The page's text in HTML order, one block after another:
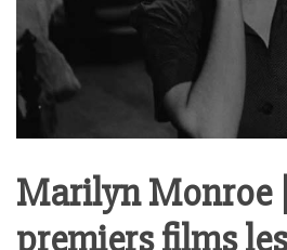
Marilyn Monroe